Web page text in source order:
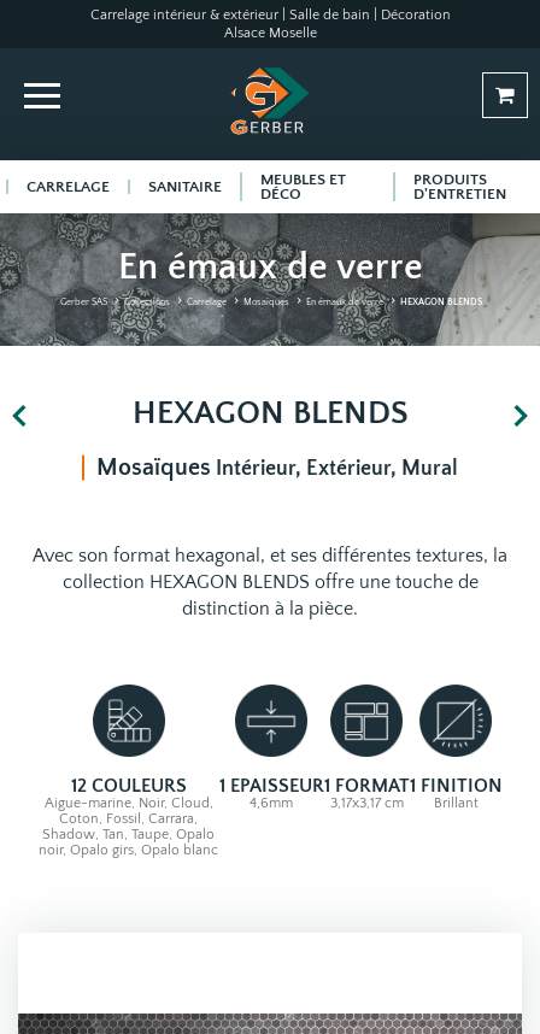
Carrelage intérieur & extérieur | Salle de bain | Décoration
Alsace Moselle
CARRELAGE SANITAIRE
MEUBLES ET
DÉCO
PRODUITS
D'ENTRETIEN
En émaux de verre
Gerber SAS Collections Carrelage Mosaïques En émaux de verre HEXAGON BLENDS
HEXAGON BLENDS
Mosaïques Intérieur, Extérieur, Mural
Avec son format hexagonal, et ses différentes textures, la
collection HEXAGON BLENDS offre une touche de
distinction à la pièce.
12 COULEURS
Aigue-marine, Noir, Cloud,
Coton, Fossil, Carrara,
Shadow, Tan, Taupe, Opalo
noir, Opalo girs, Opalo blanc
1 EPAISSEUR
4,6mm
1 FORMAT
3,17x3,17 cm
1 FINITION
Brillant